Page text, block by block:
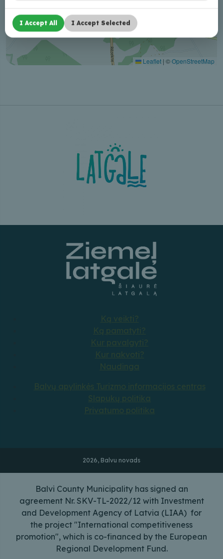
Leaflet | ©OpenStreetMap
Ką veikti?
Ką pamatyti?
Kur pavalgyti?
Kur nakvoti?
Naudinga
Balvų apylinkės Turizmo informacijos centras
Slapukų politika
Privatumo politika
2026, Balvu novads
Balvi County Municipality has signed an
agreement Nr. SKV-TL-2022/12 with Investment
and Development Agency of Latvia (LIAA) for
the project "International competitiveness
promotion", which is co-financed by the European
Regional Development Fund.
I Accept All I Accept Selected